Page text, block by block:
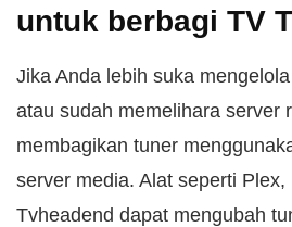
untuk berbagi TV
Jika Anda lebih suka
atau sudah memelihara server
membagikan tuner
server media. Alat seperti
Tvheadend dapat mengubah